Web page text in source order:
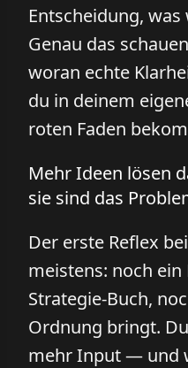
Entscheidung,
Genau das
woran echte
du in deinem
roten Faden
Mehr Ideen lösen
sie sind das
Der erste Reflex
meistens: noch ein
Strategie-Buch,
Ordnung bringt.
mehr Input — und